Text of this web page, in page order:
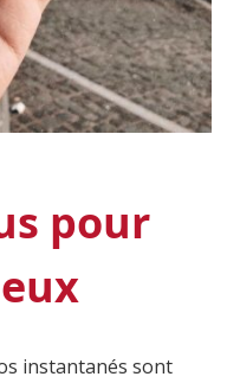
pour
instantanés sont